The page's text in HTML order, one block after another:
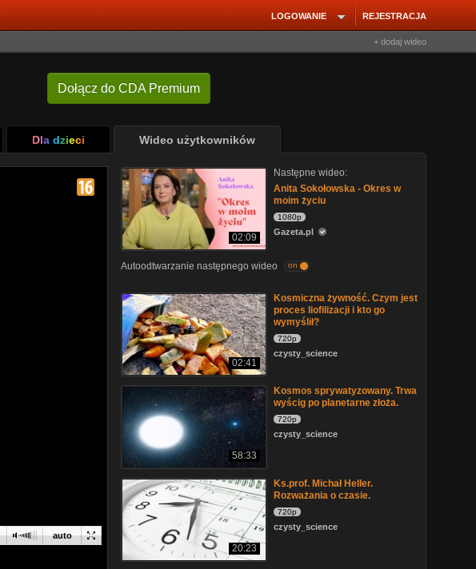
REJESTRACJA
LOGOWANIE
+ dodaj wideo
Dołącz do CDA Premium
Dla dzieci Wideo użytkowników
auto
02:09
Następne wideo:
Anita Sokołowska - Okres w
moim życiu
1080p
Gazeta.pl
Autoodtwarzanie następnego wideo on
02:41
Kosmiczna żywność. Czym jest
proces liofilizacji i kto go
wymyślił?
720p
czysty_science
58:33
Kosmos sprywatyzowany. Trwa
wyścig po planetarne złoża.
720p
czysty_science
20:23
Ks.prof. Michał Heller.
Rozważania o czasie.
720p
czysty_science